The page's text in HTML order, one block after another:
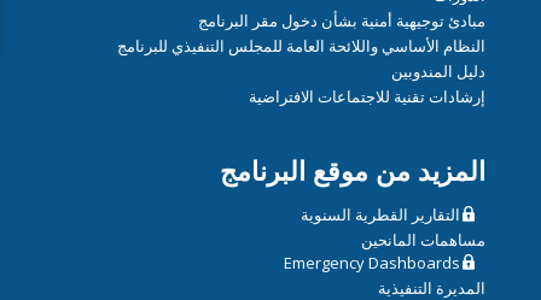
مبادئ توجيهية أمنية بشأن دخول مقر البرنامج
النظام الأساسي واللائحة العامة للمجلس التنفيذي للبرنامج
دليل المندوبين
إرشادات تقنية للاجتماعات الافتراضية
المزيد من موقع البرنامج
التقارير القطرية السنوية
مساهمات المانحين
Emergency Dashboards
المديرة التنفيذية